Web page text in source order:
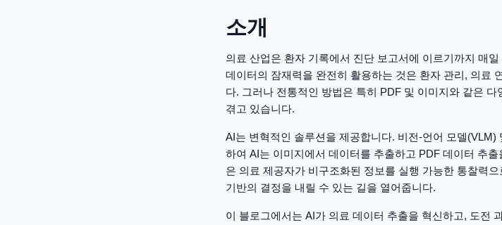
소개
의료 산업은 환자 기록에서 진단 보고서에 이르기까지 매
데이터의 잠재력을 완전히 활용하는 것은 환자 관리, 의료
다. 그러나 전통적인 방법은 특히 PDF 및 이미지와 같은
겪고 있습니다.
AI는 변혁적인 솔루션을 제공합니다. 비전-언어 모델
하여 AI는 이미지에서 데이터를 추출하고 PDF 데이터 추
은 의료 제공자가 비구조화된 정보를 실행 가능한 통찰력
기반의 결정을 내릴 수 있는 길을 열어줍니다.
이 블로그에서는 AI가 의료 데이터 추출을 혁신하고, 도전